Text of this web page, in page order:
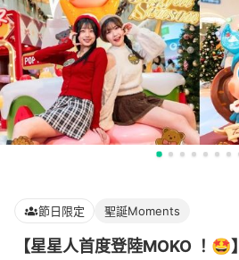
節日限定 聖誕Moments
【星星人首度登陸MOKO ！🤩】